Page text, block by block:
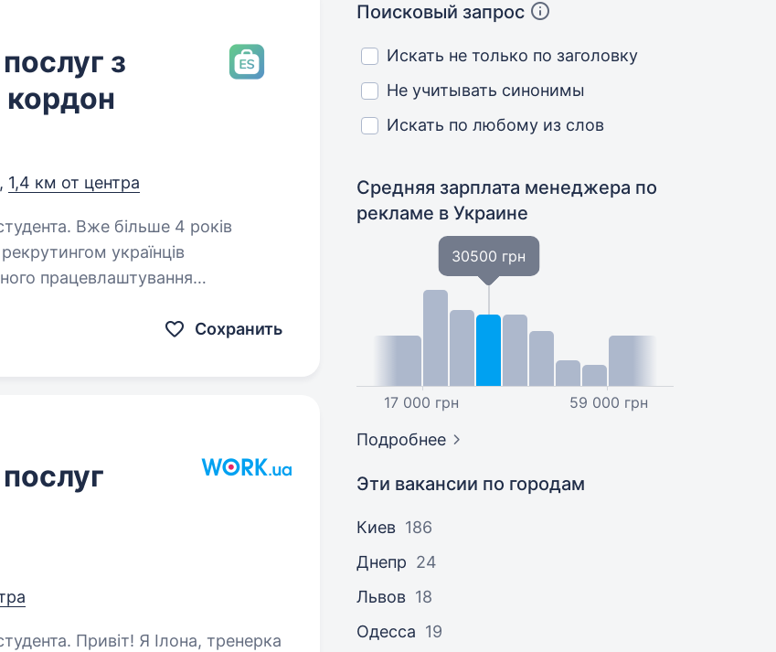
з
кордон
1,4 км от центра
4 років
українців
працевлаштування
Сохранить
тренерка
Поисковый запрос
Искать не только по заголовку
Не учитывать синонимы
Искать по любому из слов
Средняя зарплата менеджера по
рекламе в Украине
17 000 грн
30500 грн
59 000 грн
Подробнее
Эти вакансии по городам
Киев 186
Днепр 24
Львов 18
Одесса 19